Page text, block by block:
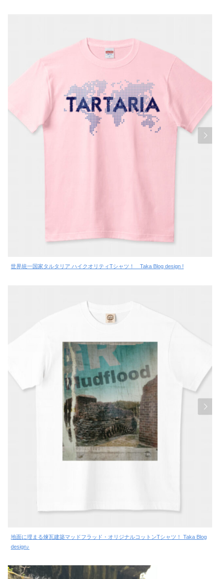
世界統一国家タルタリア ハイクオリティTシャツ！ Taka Blog design !
地面に埋まる煉瓦建築マッドフラッド・オリジナルコットンTシャツ！ Taka Blog
design♪